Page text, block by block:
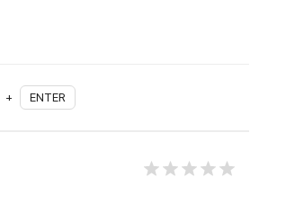
+ ENTER